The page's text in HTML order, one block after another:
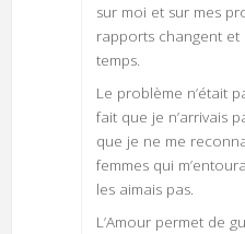
sur moi et sur mes
rapports changent et
temps.
Le problème n’était
fait que je n’arrivais
que je ne me
femmes qui
les aimais pas.
L’Amour permet de